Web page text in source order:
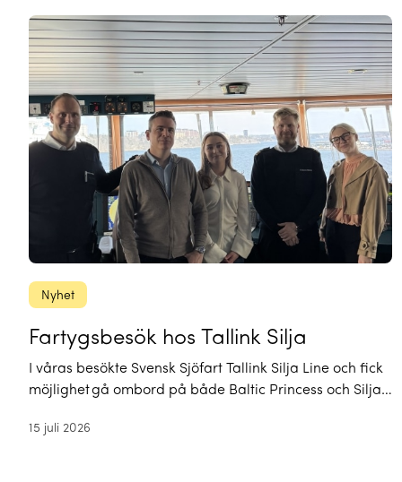
Nyhet
Fartygsbesök hos Tallink Silja
I våras besökte Svensk Sjöfart Tallink Silja Line och fick
möjlighet gå ombord på både Baltic Princess och Silja…
15 juli 2026